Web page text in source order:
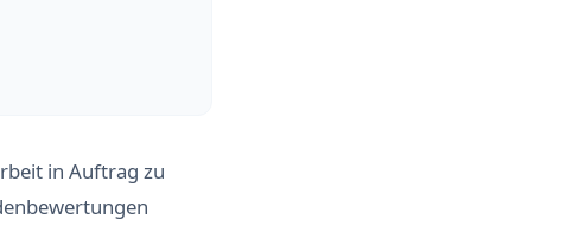
in Auftrag zu